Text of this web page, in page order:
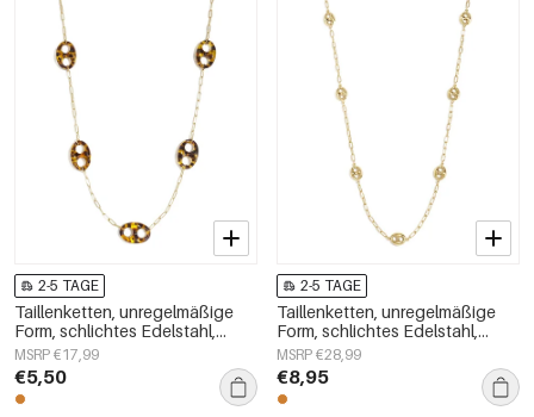
2-5 TAGE
Taillenketten, unregelmäßige
Form, schlichtes Edelstahl,
Alltagsaccessoires
MSRP €17,99
€5,50
2-5 TAGE
Taillenketten, unregelmäßige
Form, schlichtes Edelstahl,
Alltagsaccessoires
MSRP €28,99
€8,95